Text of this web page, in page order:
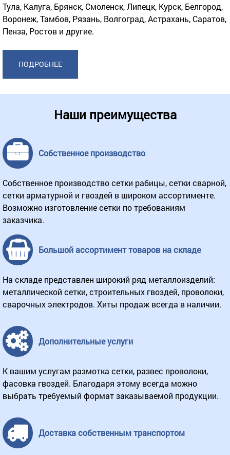
Тула, Калуга, Брянск, Смоленск, Липецк, Курск, Белгород,
Воронеж, Тамбов, Рязань, Волгоград, Астрахань, Саратов,
Пенза, Ростов и другие.
ПОДРОБНЕЕ
Наши преимущества
Собственное производство
Собственное производство сетки рабицы, сетки сварной,
сетки арматурной и гвоздей в широком ассортименте.
Возможно изготовление сетки по требованиям
заказчика.
Большой ассортимент товаров на складе
На складе представлен широкий ряд металлоизделий:
металлической сетки, строительных гвоздей, проволоки,
сварочных электродов. Хиты продаж всегда в наличии.
Дополнительные услуги
К вашим услугам размотка сетки, развес проволоки,
фасовка гвоздей. Благодаря этому всегда можно
выбрать требуемый формат заказываемой продукции.
Доставка собственным транспортом